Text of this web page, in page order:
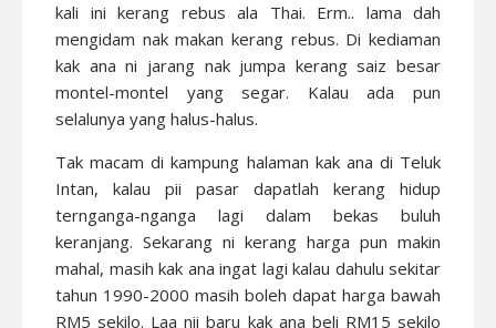
kali ini kerang rebus ala Thai. Erm.. lama dah
mengidam nak makan kerang rebus. Di kediaman
kak ana ni jarang nak jumpa kerang saiz besar
montel-montel yang segar. Kalau ada pun
selalunya yang halus-halus.
Tak macam di kampung halaman kak ana di Teluk
Intan, kalau pii pasar dapatlah kerang hidup
ternganga-nganga lagi dalam bekas buluh
keranjang. Sekarang ni kerang harga pun makin
mahal, masih kak ana ingat lagi kalau dahulu sekitar
tahun 1990-2000 masih boleh dapat harga bawah
RM5 sekilo. Laa nii baru kak ana beli RM15 sekilo